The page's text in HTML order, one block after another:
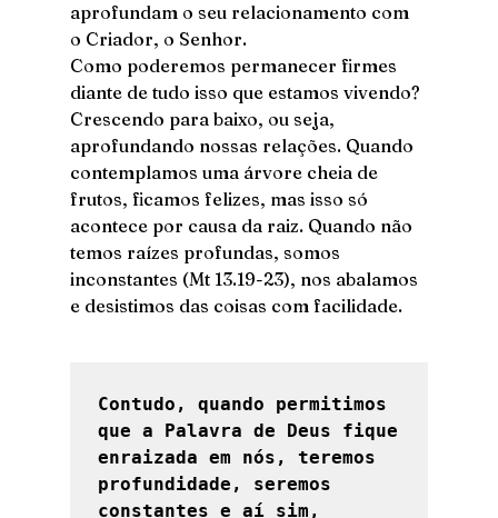
aprofundam o seu relacionamento com
o Criador, o Senhor.
Como poderemos permanecer firmes
diante de tudo isso que estamos vivendo?
Crescendo para baixo, ou seja,
aprofundando nossas relações. Quando
contemplamos uma árvore cheia de
frutos, ficamos felizes, mas isso só
acontece por causa da raiz. Quando não
temos raízes profundas, somos
inconstantes (Mt 13.19-23), nos abalamos
e desistimos das coisas com facilidade.
Contudo, quando permitimos
que a Palavra de Deus fique
enraizada em nós, teremos
profundidade, seremos
constantes e aí sim,